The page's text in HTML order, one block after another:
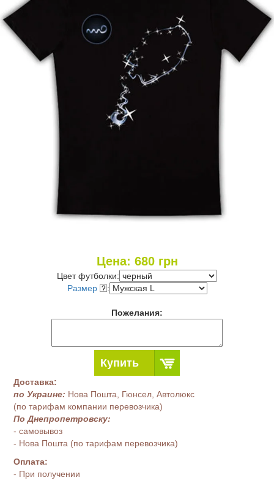
Цена: 680грн
Цвет футболки:
Размер
:
Пожелания:
Купить
Доставка:
по Украине: Нова Пошта, Гюнсел, Автолюкс
(по тарифам компании перевозчика)
По Днепропетровску:
- самовывоз
- Нова Пошта (по тарифам перевозчика)
Оплата:
- При получении